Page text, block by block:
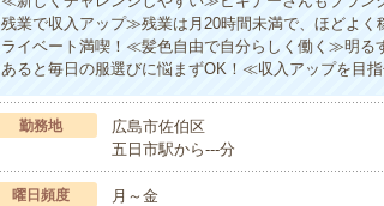
残業で収入アップ≫残業は月20時間未満で、ほどよ
ライベート満喫！≪髪色自由で自分らしく働く≫明る
あると毎日の服選びに悩まずOK！≪収入アップを目
勤務地
広島市佐伯区
五日市駅から---分
曜日頻度 月～金